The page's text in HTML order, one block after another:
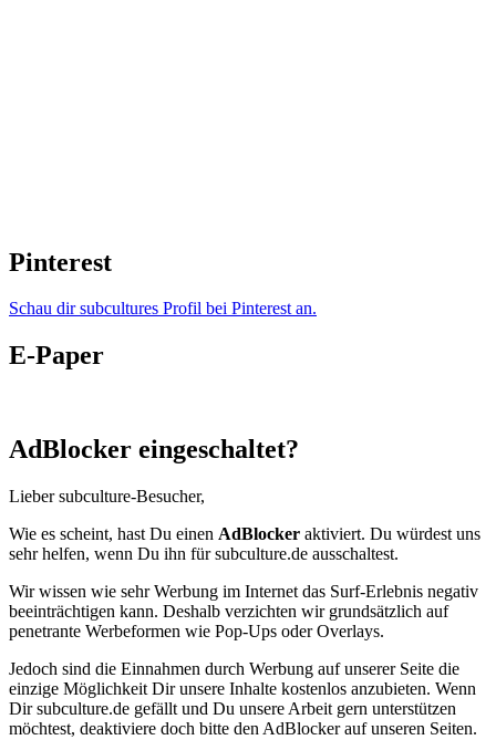
Pinterest
Schau dir subcultures Profil bei Pinterest an.
E-Paper
AdBlocker eingeschaltet?
Lieber subculture-Besucher,
Wie es scheint, hast Du einen AdBlocker aktiviert. Du würdest uns
sehr helfen, wenn Du ihn für subculture.de ausschaltest.
Wir wissen wie sehr Werbung im Internet das Surf-Erlebnis negativ
beeinträchtigen kann. Deshalb verzichten wir grundsätzlich auf
penetrante Werbeformen wie Pop-Ups oder Overlays.
Jedoch sind die Einnahmen durch Werbung auf unserer Seite die
einzige Möglichkeit Dir unsere Inhalte kostenlos anzubieten. Wenn
Dir subculture.de gefällt und Du unsere Arbeit gern unterstützen
möchtest, deaktiviere doch bitte den AdBlocker auf unseren Seiten.